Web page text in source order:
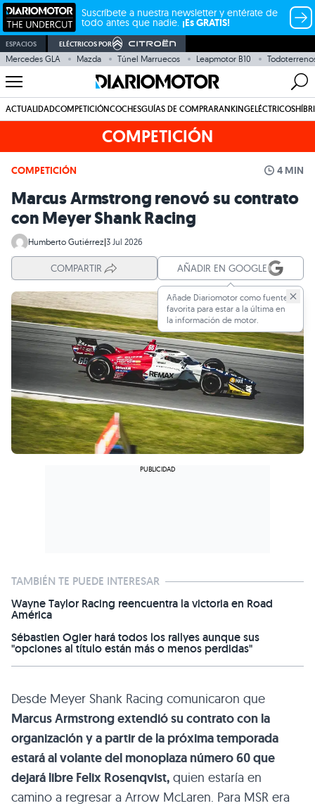
Suscríbete a nuestra newsletter y entérate de
todo antes que nadie. ¡Es GRATIS!
ESPACIOS ELÉCTRICOS POR
Mercedes GLA Mazda Túnel Marruecos Leapmotor B10
ACTUALIDADCOMPETICIÓNCOCHESGUÍAS DE COMPRARANKINGELÉCTRICOS
COMPETICIÓN
COMPETICIÓN 4 MIN
Marcus Armstrong renovó su contrato
con Meyer Shank Racing
Humberto Gutiérrez|3 Jul 2026
COMPARTIR AÑADIR EN GOOGLE
Añade Diariomotor como fuente
favorita para estar a la última en
la información de motor.
TAMBIÉN TE PUEDE INTERESAR
Wayne Taylor Racing reencuentra la victoria en Road
América
Sébastien Ogier hará todos los rallyes aunque sus
"opciones al título están más o menos perdidas"
Desde Meyer Shank Racing comunicaron que
Marcus Armstrong extendió su contrato con la
organización y a partir de la próxima temporada
estará al volante del monoplaza número 60 que
dejará libre Felix Rosenqvist, quien estaría en
camino a regresar a Arrow McLaren. Para MSR era